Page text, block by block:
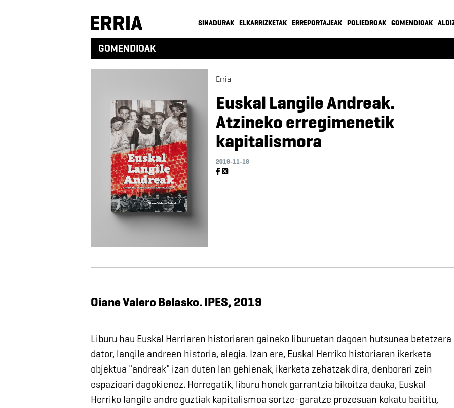
SINADURAK ELKARRIZKETAK ERREPORTAJEAK POLIEDROAK GOMENDIOAK
GOMENDIOAK
Erria
Euskal Langile Andreak.
Atzineko erregimenetik
kapitalismora
2019-11-18
Oiane Valero Belasko. IPES, 2019
Liburu hau Euskal Herriaren historiaren gaineko liburuetan dagoen hutsunea betetzera
dator, langile andreen historia, alegia. Izan ere, Euskal Herriko historiaren ikerketa
objektua "andreak" izan duten lan gehienak, ikerketa zehatzak dira, denborari zein
espazioari dagokienez. Horregatik, liburu honek garrantzia bikoitza dauka, Euskal
Herriko langile andre guztiak kapitalismoa sortze-garatze prozesuan kokatu baititu,